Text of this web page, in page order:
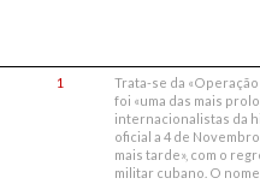
1 Trata-se da
foi «uma das mais
internacionalistas da
oficial a 4 de
mais tarde», com o
militar cubano. O